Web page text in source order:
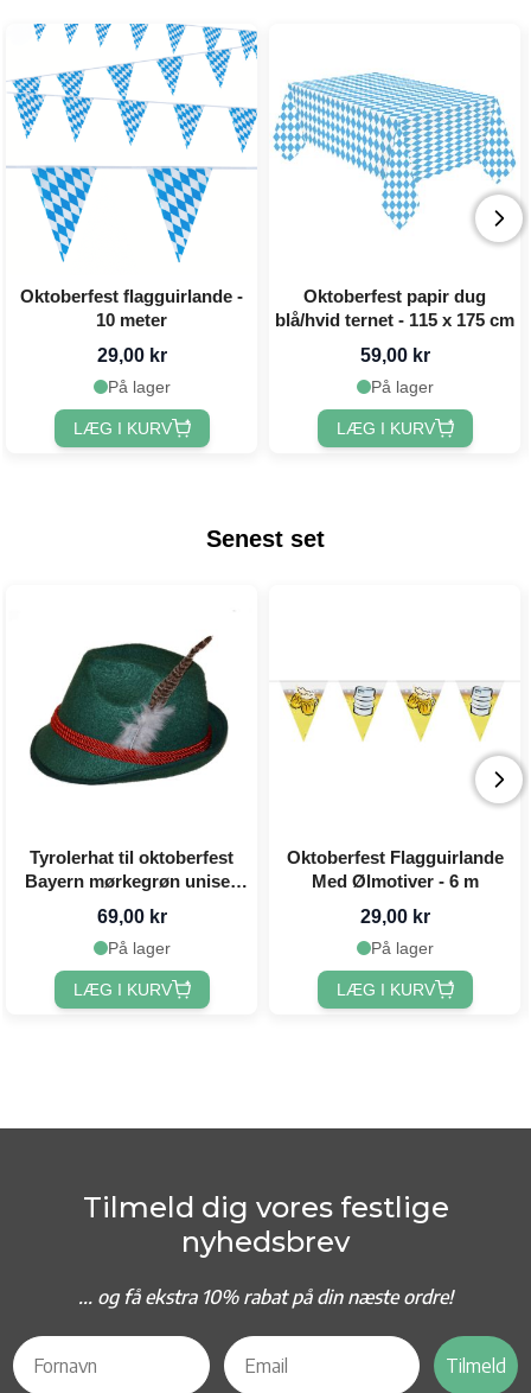
Oktoberfest flagguirlande -
10 meter
29,00 kr
På lager
LÆG I KURV
Oktoberfest papir dug
blå/hvid ternet - 115 x 175 cm
59,00 kr
På lager
LÆG I KURV
Senest set
Tyrolerhat til oktoberfest
Bayern mørkegrøn unisex
one-size
69,00 kr
På lager
LÆG I KURV
Oktoberfest Flagguirlande
Med Ølmotiver - 6 m
29,00 kr
På lager
LÆG I KURV
Tilmeld dig vores festlige
nyhedsbrev
... og få ekstra 10% rabat på din næste ordre!
Tilmeld